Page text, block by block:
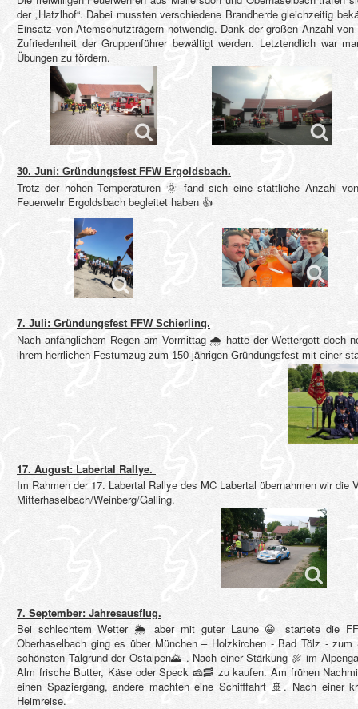
der „Hatzlhof“. Dabei mussten verschiedene Brandherde gleichzeitig
Einsatz von Atemschutzträgern notwendig. Dank der großen Anzahl
Zufriedenheit der Gruppenführer bewältigt werden. Letztendlich war
Übungen zu fördern.
30. Juni: Gründungsfest FFW Ergoldsbach.
Trotz der hohen Temperaturen 🌞 fand sich eine stattliche Anzahl
Feuerwehr Ergoldsbach begleitet haben 👍
7. Juli: Gründungsfest FFW Schierling.
Nach anfänglichem Regen am Vormittag 🌧 hatte der Wettergott doch
ihrem herrlichen Festumzug zum 150-jährigen Gründungsfest mit einer
17. August: Labertal Rallye.
Im Rahmen der 17. Labertal Rallye des MC Labertal übernahmen wir
Mitterhaselbach/Weinberg/Galling.
7. September: Jahresausflug.
Bei schlechtem Wetter 🌦 aber mit guter Laune 😀
startete die
Oberhaselbach ging es über München – Holzkirchen - Bad Tölz -
schönsten Talgrund der Ostalpen🌄 . Nach einer Stärkung 🍖 im
Alm frische Butter, Käse oder Speck 🧀🥓 zu kaufen. Am frühen
einen Spaziergang, andere machten eine Schifffahrt 🚢 . Nach einer
Heimreise.